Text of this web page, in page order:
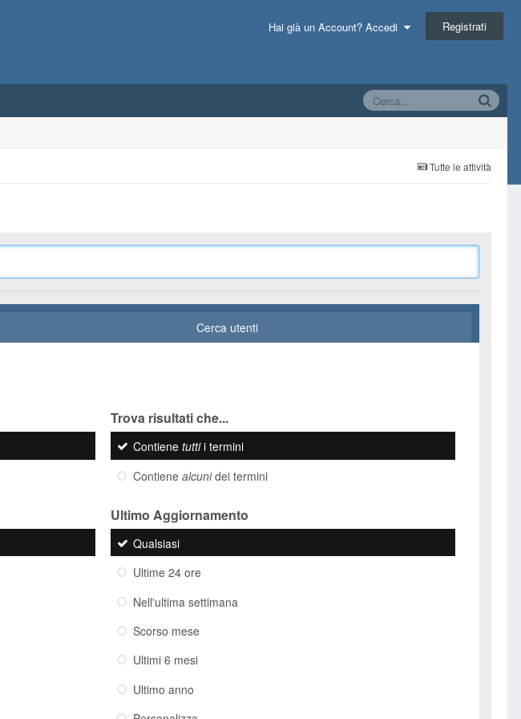
Hai già un Account? Accedi Registrati
Tutte le attività
Cerca utenti
Trova risultati che...
Contiene tuttii termini
Contiene alcunidei termini
Ultimo Aggiornamento
Qualsiasi
Ultime 24 ore
Nell'ultima settimana
Scorso mese
Ultimi 6 mesi
Ultimo anno